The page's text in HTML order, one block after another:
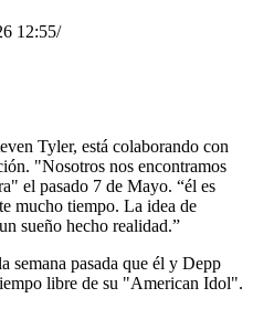
12:55
Tyler, está colaborando con
"Nosotros nos encontramos
el pasado 7 de Mayo. “él es
mucho tiempo. La idea de
sueño hecho realidad.”
semana pasada que él y Depp
libre de su "American Idol".